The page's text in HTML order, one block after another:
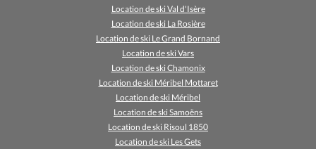
Location de ski Val d'Isère
Location de ski La Rosière
Location de ski Le Grand Bornand
Location de ski Vars
Location de ski Chamonix
Location de ski Méribel Mottaret
Location de ski Méribel
Location de ski Samoëns
Location de ski Risoul 1850
Location de ski Les Gets